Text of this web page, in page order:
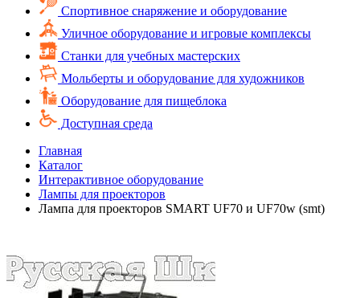
Спортивное снаряжение и оборудование
Уличное оборудование и игровые комплексы
Cтанки для учебных мастерских
Мольберты и оборудование для художников
Оборудование для пищеблока
Доступная среда
Главная
Каталог
Интерактивное оборудование
Лампы для проекторов
Лампа для проекторов SMART UF70 и UF70w (smt)